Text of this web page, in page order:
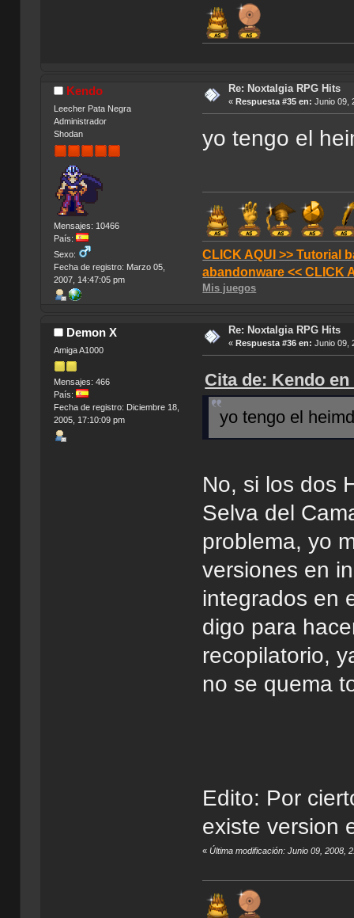
Kendo
Leecher Pata Negra
Administrador
Shodan
Mensajes: 10466
País:
Sexo:
Fecha de registro: Marzo 05,
2007, 14:47:05 pm
Re: Noxtalgia RPG Hits
« Respuesta #35 en: Junio 09,
yo tengo el
CLICK AQUI >> Tutorial
abandonware << CLICK
Mis juegos
Demon X
Amiga A1000
Mensajes: 466
País:
Fecha de registro: Diciembre 18,
2005, 17:10:09 pm
Re: Noxtalgia RPG Hits
« Respuesta #36 en: Junio 09,
Cita de: Kendo
yo tengo el
No, si los dos
Selva del
problema, yo
versiones en
integrados en
digo para
recopilatorio,
no se quema
Edito: Por
existe version
«Última modificación: Junio 09, 2008,